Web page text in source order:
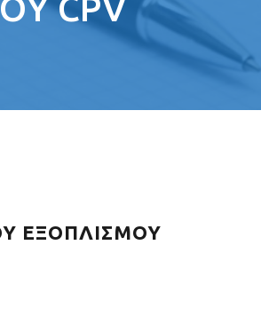
CPV
ΕΞΟΠΛΙΣΜΟΥ